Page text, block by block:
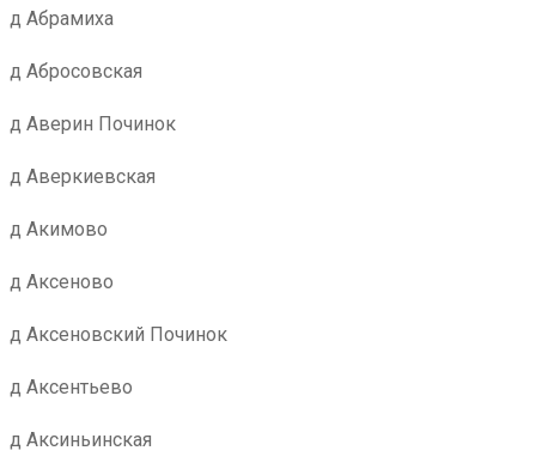
д Абрамиха
д Абросовская
д Аверин Починок
д Аверкиевская
д Акимово
д Аксеново
д Аксеновский Починок
д Аксентьево
д Аксиньинская